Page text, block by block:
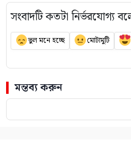
সংবাদটি কতটা নির্ভরযোগ্য
ভুল মনে হচ্ছে মোটামুটি
মন্তব্য করুন